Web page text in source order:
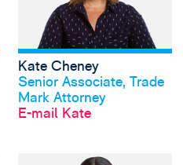
Kate Cheney
Senior Associate, Trade
Mark Attorney
E-mail Kate
View Ben